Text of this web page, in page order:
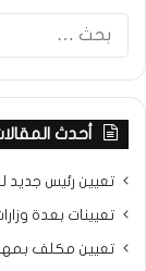
أحدث
تعيين رئيس جديد
تعيينات بعدة
تعيين مكلف